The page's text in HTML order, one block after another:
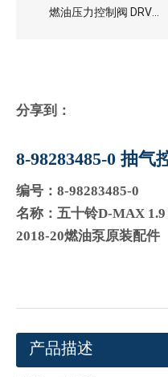
燃油压力控制阀 DRV
分享到：
8-98283485-0 抽气
编号：8-98283485-0
名称：五十铃D-MAX
2018-20燃油泵原装配件
产品描述